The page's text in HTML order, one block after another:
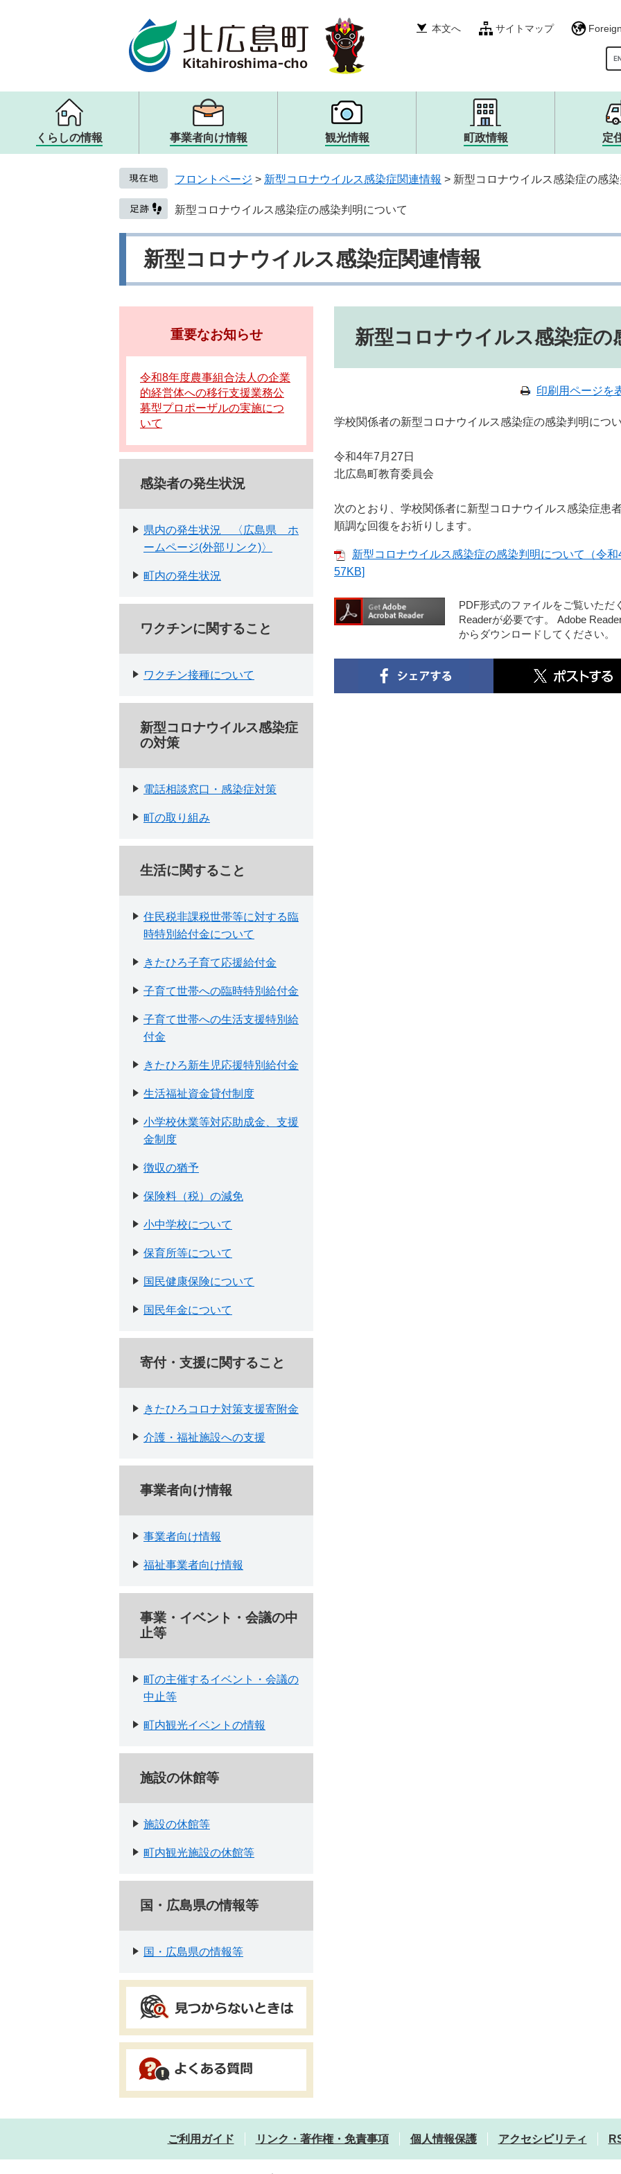
本文へ サイトマップ
くらしの情報
メニュー
戸籍・住民票・証明 税金・年金・保険
衛生・環境・ごみ
子ども・教育
就職情報
生涯学習・文化・スポ
健康・医療・福祉
消防・救急・防災
生活
上下水道・浄化槽
事業者向け情報
メニュー
入札・契約 産業振興 その他
観光情報
メニュー
観光
町政情報
メニュー
町の概要 町政運営・行政・財政
広報・広聴
取り組み・提言
まちづくり
職員採用・人事
人権・男女共同参画
定
フロントページ > 新型コロナウイルス感染症関連情報 > 新型コロナウイルス感染症の感
新型コロナウイルス感染症の感染判明について
新型コロナウイルス感染症関連情報
重要なお知らせ
令和8年度農事組合法人の企業
的経営体への移行支援業務公
募型プロポーザルの実施につ
いて
感染者の発生状況
県内の発生状況 〈広島県 ホ
ームページ(外部リンク)〉
町内の発生状況
ワクチンに関すること
ワクチン接種について
新型コロナウイルス感染症
の対策
電話相談窓口・感染症対策
町の取り組み
生活に関すること
住民税非課税世帯等に対する臨
時特別給付金について
きたひろ子育て応援給付金
子育て世帯への臨時特別給付金
子育て世帯への生活支援特別給
付金
きたひろ新生児応援特別給付金
生活福祉資金貸付制度
小学校休業等対応助成金、支援
金制度
徴収の猶予
保険料（税）の減免
小中学校について
保育所等について
国民健康保険について
国民年金について
寄付・支援に関すること
きたひろコロナ対策支援寄附金
介護・福祉施設への支援
事業者向け情報
事業者向け情報
福祉事業者向け情報
事業・イベント・会議の中
止等
町の主催するイベント・会議の
中止等
町内観光イベントの情報
施設の休館等
施設の休館等
町内観光施設の休館等
国・広島県の情報等
国・広島県の情報等
新型コロナウイルス感染症の
印刷用ページを
学校関係者の新型コロナウイルス感染症の感染判明につ
令和4年7月27日
北広島町教育委員会
次のとおり、学校関係者に新型コロナウイルス感染症患
順調な回復をお祈りします。
新型コロナウイルス感染症の感染判明について（令
57KB]
PDF形式のファイルをご覧いただ
Readerが必要です。
Adobe
からダウンロードしてください。
ご利用ガイド リンク・著作権・免責事項 個人情報保護 アクセシビリティ